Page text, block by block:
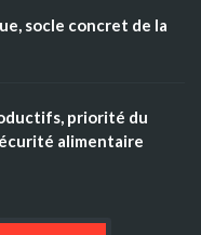
socle concret de la
priorité du
alimentaire